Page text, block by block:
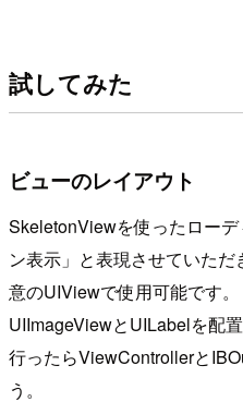
試してみた
ビューのレイアウト
SkeletonViewを使ったロー
ン表示」と表現させていた
意のUIViewで使用可能です
UIImageViewとUILabelを配
行ったらViewControllerと
う。